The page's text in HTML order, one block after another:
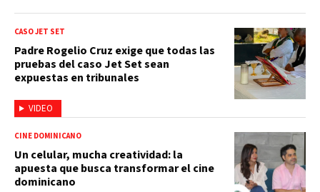
VIDEO
CASO JET SET
Padre Rogelio Cruz exige que todas las
pruebas del caso Jet Set sean
expuestas en tribunales
CINE DOMINICANO
Un celular, mucha creatividad: la
apuesta que busca transformar el cine
dominicano